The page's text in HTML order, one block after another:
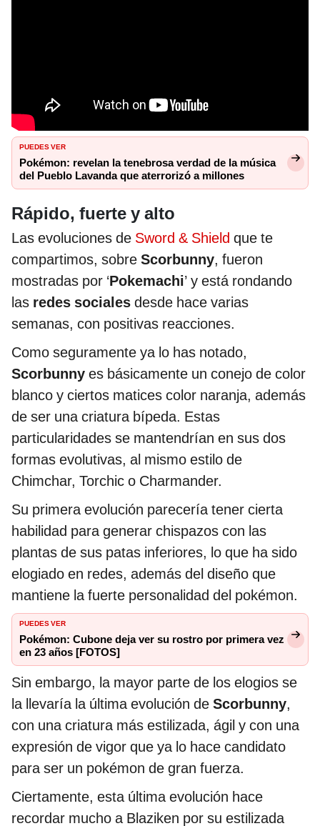
PUEDES VER
Pokémon: revelan la tenebrosa verdad de la música
del Pueblo Lavanda que aterrorizó a millones
Rápido, fuerte y alto
Las evoluciones de Sword & Shield que te
compartimos, sobre Scorbunny, fueron
mostradas por ‘Pokemachi’ y está rondando
las redes sociales desde hace varias
semanas, con positivas reacciones.
Como seguramente ya lo has notado,
Scorbunny es básicamente un conejo de color
blanco y ciertos matices color naranja, además
de ser una criatura bípeda. Estas
particularidades se mantendrían en sus dos
formas evolutivas, al mismo estilo de
Chimchar, Torchic o Charmander.
Su primera evolución parecería tener cierta
habilidad para generar chispazos con las
plantas de sus patas inferiores, lo que ha sido
elogiado en redes, además del diseño que
mantiene la fuerte personalidad del pokémon.
PUEDES VER
Pokémon: Cubone deja ver su rostro por primera vez
en 23 años [FOTOS]
Sin embargo, la mayor parte de los elogios se
la llevaría la última evolución de Scorbunny,
con una criatura más estilizada, ágil y con una
expresión de vigor que ya lo hace candidato
para ser un pokémon de gran fuerza.
Ciertamente, esta última evolución hace
recordar mucho a Blaziken por su estilizada